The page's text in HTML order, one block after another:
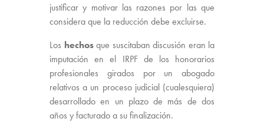
justificar y motivar las razones por las que
considera que la reducción debe excluirse.
Los hechosque suscitaban discusión eran la
imputación en el IRPF de los honorarios
profesionales girados por un abogado
relativos a un proceso judicial (cualesquiera)
desarrollado en un plazo de más de dos
años y facturado a su finalización.